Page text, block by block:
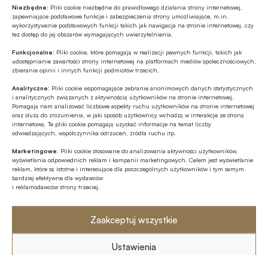
Niezbędne: Pliki cookie niezbędne do prawidłowego działania strony internetowej,
zapewniające podstawowe funkcje i zabezpieczenia strony umożliwiające, m.in.
wykorzystywanie podstawowych funkcji takich jak nawigacja na stronie internetowej, czy
tez dostęp do jej obszarów wymagających uwierzytelnienia.
Funkcjonalne: Pliki cookie, które pomagają w realizacji pewnych funkcji, takich jak
udostępnianie zawartości strony internetowej na platformach mediów społecznościowych,
zbieranie opinii i innych funkcji podmiotów trzecich.
Analityczne: Pliki cookie wspomagające zebranie anonimowych danych statystycznych
i analitycznych związanych z aktywnością użytkowników na stronie internetowej.
Pomagają nam analizować liczbowe aspekty ruchu użytkowników na stronie internetowej
oraz służą do zrozumienia, w jaki sposób użytkownicy wchodzą w interakcje ze stroną
internetową. Te pliki cookie pomagają uzyskać informacje na temat liczby
odwiedzających, współczynnika odrzuceń, źródła ruchu itp.
Marketingowe: Pliki cookie stosowane do analizowania aktywności użytkowników,
wyświetlania odpowiednich reklam i kampanii marketingowych. Celem jest wyświetlanie
reklam, które są istotne i interesujące dla poszczególnych użytkowników i tym samym
bardziej efektywne dla wydawców
i reklamodawców strony trzeciej.
Zaakceptuj wszystkie
Ustawienia
zł. Kurs bezpiecznego franka mógłby wystrzelić
ponad 4,50 zł i osiągać nowe historyczne szczyty
Źródło:Cinkciarz.pl
Udostępnij
Bartosz Sawicki Cinkciarz.pl